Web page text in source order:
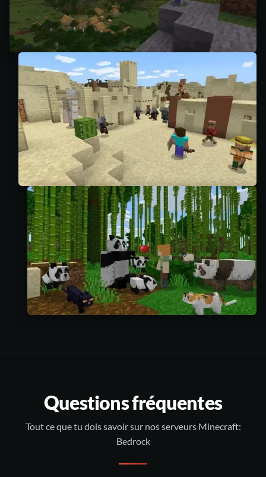
Questions fréquentes
Tout ce que tu dois savoir sur nos serveurs Minecraft:
Bedrock